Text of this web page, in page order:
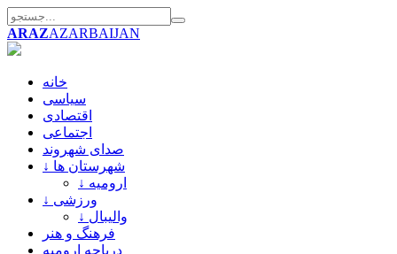
ARAZAZARBAIJAN
خانه
سیاسی
اقتصادی
اجتماعی
صدای شهروند
↓ شهرستان ها
↓ ارومیه
↓ ورزشی
↓ والیبال
فرهنگ و هنر
دریاچه ارومیه